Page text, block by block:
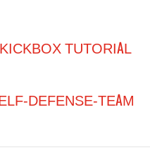
KICKBOX TUTORIAL
DEFENSE-TEAM